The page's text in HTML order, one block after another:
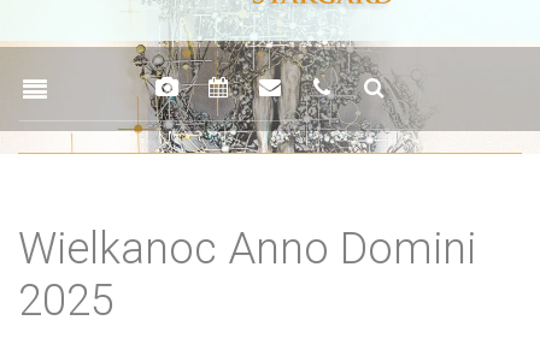
Wielkanoc Anno Domini
2025